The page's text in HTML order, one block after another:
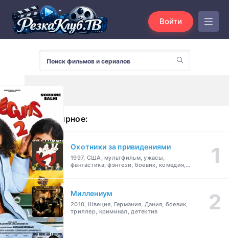
Войти
Популярное:
Охотники за привидениями
1997, США, мультфильм, ужасы,
фантастика, фэнтези, боевик, комедия,
Миллениум
2010, Швеция, Германия, Дания, боевик,
триллер, криминал, детектив